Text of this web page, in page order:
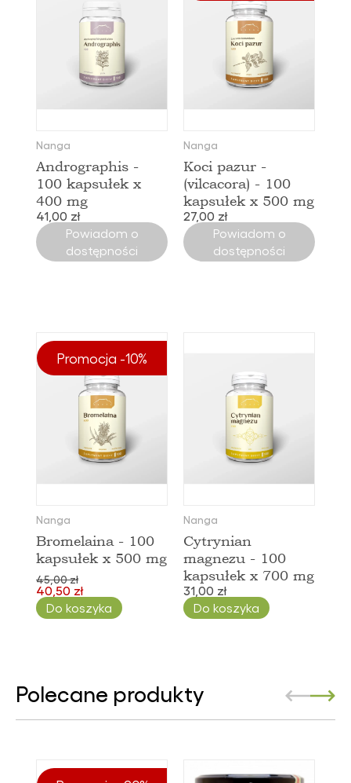
Nanga
Andrographis -
100 kapsułek x
400 mg
41,00 zł
Powiadom o
dostępności
Nanga
Koci pazur -
(vilcacora) - 100
kapsułek x 500 mg
27,00 zł
Powiadom o
dostępności
Promocja -10%
Nanga
Bromelaina - 100
kapsułek x 500 mg
45,00 zł
40,50 zł
Do koszyka
Nanga
Cytrynian
magnezu - 100
kapsułek x 700 mg
31,00 zł
Do koszyka
Polecane produkty